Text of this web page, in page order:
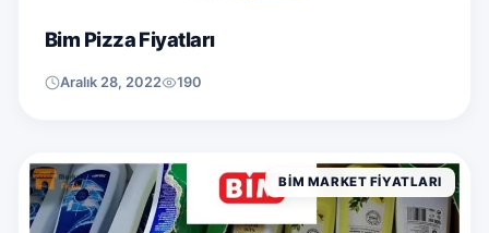
Bim Pizza Fiyatları
Aralık 28, 2022 190
BIM MARKET FIYATLARI